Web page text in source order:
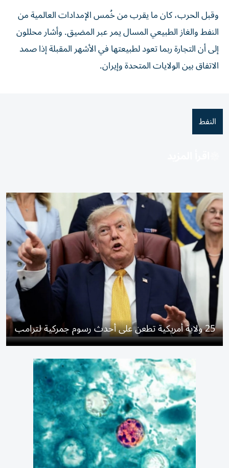
وقبل الحرب، كان ما يقرب من ⁠خُمس الإمدادات العالمية من
النفط والغاز الطبيعي المسال ​يمر عبر المضيق. وأشار محللون
إلى أن التجارة ربما تعود لطبيعتها في الأشهر المقبلة إذا صمد
الاتفاق ⁠بين الولايات المتحدة وإيران.
النفط
25 ولاية أمريكية تطعن على أحدث رسوم جمركية لترامب